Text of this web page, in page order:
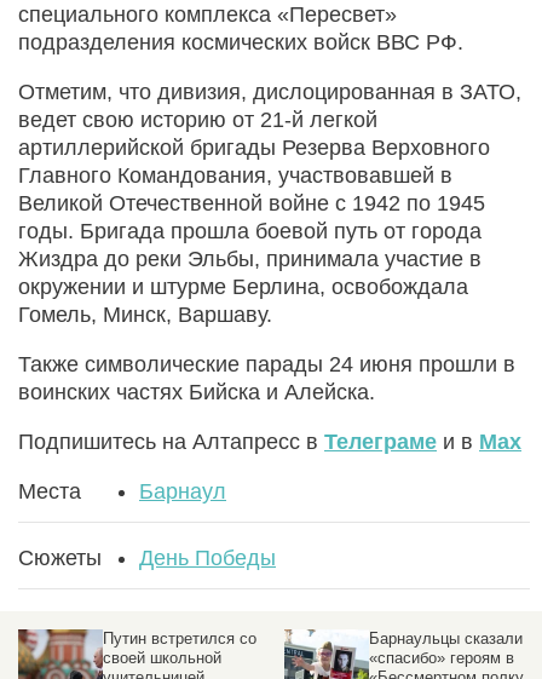
специального комплекса «Пересвет»
подразделения космических войск ВВС РФ.
Отметим, что дивизия, дислоцированная в ЗАТО,
ведет свою историю от 21-й легкой
артиллерийской бригады Резерва Верховного
Главного Командования, участвовавшей в
Великой Отечественной войне с 1942 по 1945
годы. Бригада прошла боевой путь от города
Жиздра до реки Эльбы, принимала участие в
окружении и штурме Берлина, освобождала
Гомель, Минск, Варшаву.
Также символические парады 24 июня прошли в
воинских частях Бийска и Алейска.
Подпишитесь на Алтапресс в Телеграме и в Max
Места Барнаул
Сюжеты День Победы
Путин встретился со
своей школьной
Барнаульцы сказали
«спасибо» героям в